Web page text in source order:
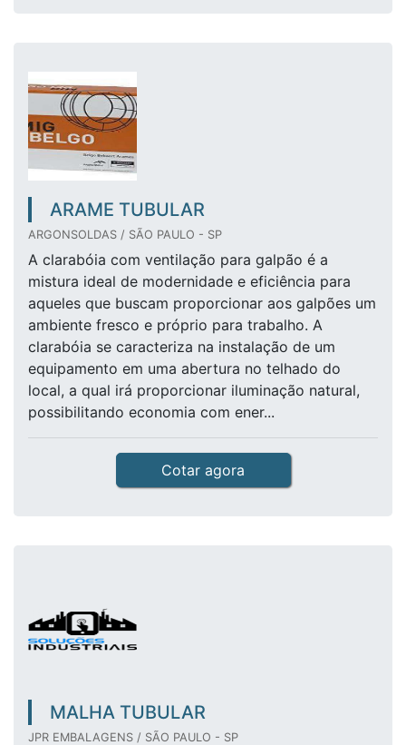
ARAME TUBULAR
ARGONSOLDAS / SÃO PAULO - SP
A clarabóia com ventilação para galpão é a
mistura ideal de modernidade e eficiência para
aqueles que buscam proporcionar aos galpões um
ambiente fresco e próprio para trabalho. A
clarabóia se caracteriza na instalação de um
equipamento em uma abertura no telhado do
local, a qual irá proporcionar iluminação natural,
possibilitando economia com ener...
Cotar agora
MALHA TUBULAR
JPR EMBALAGENS / SÃO PAULO - SP